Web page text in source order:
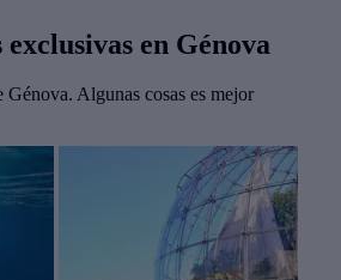
en Génova
Algunas cosas es mejor